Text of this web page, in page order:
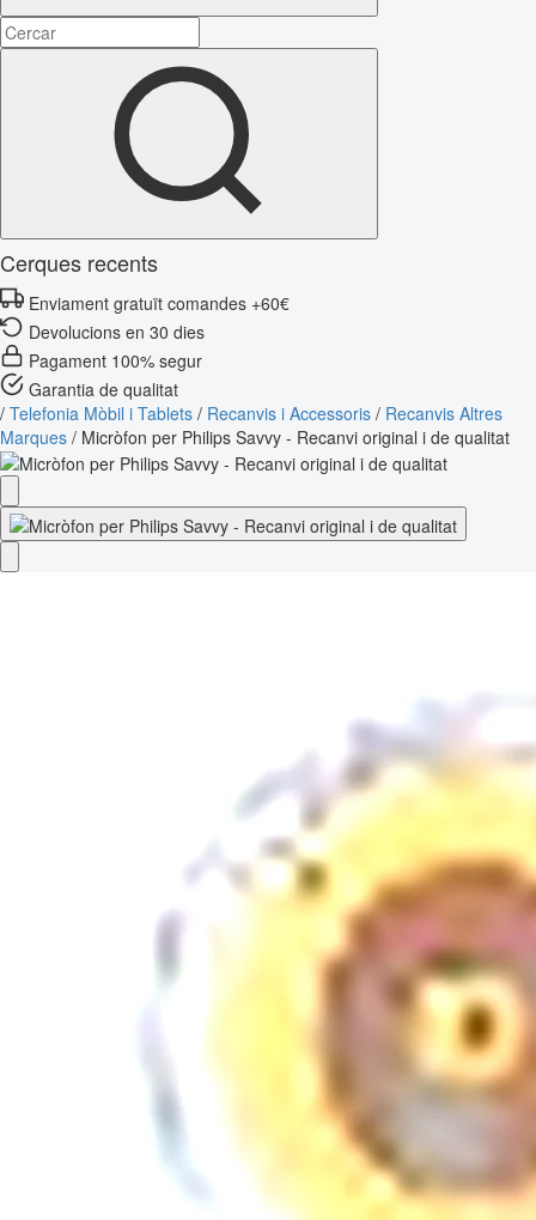
Cerques recents
Enviament gratuït comandes +60€
Devolucions en 30 dies
Pagament 100% segur
Garantia de qualitat
/ Telefonia Mòbil i Tablets / Recanvis i Accessoris / Recanvis Altres
Marques / Micròfon per Philips Savvy - Recanvi original i de qualitat